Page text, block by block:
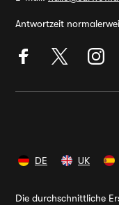
Antwortzeit
DE UK
Die durchschnittliche